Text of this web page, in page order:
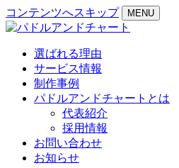
コンテンツへスキップ MENU
選ばれる理由
サービス情報
制作事例
パドルアンドチャートとは
代表紹介
採用情報
お問い合わせ
お知らせ